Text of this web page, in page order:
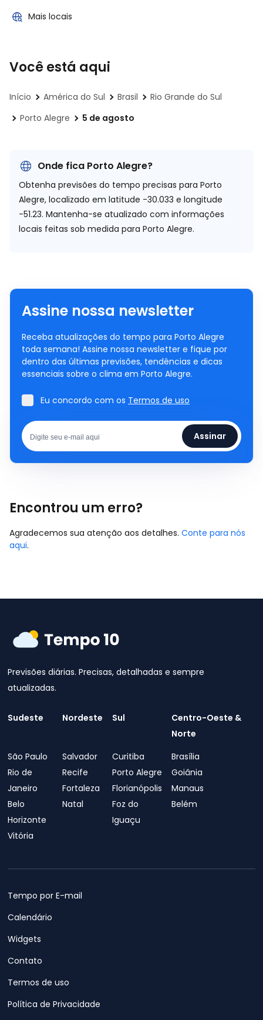
Mais locais
Você está aqui
Início América do Sul Brasil
Rio Grande do Sul
Porto Alegre
5 de agosto
Onde fica Porto Alegre?
Obtenha previsões do tempo precisas para Porto
Alegre, localizado em latitude -30.033 e longitude
-51.23. Mantenha-se atualizado com informações
locais feitas sob medida para Porto Alegre.
Assine nossa newsletter
Receba atualizações do tempo para Porto Alegre
toda semana! Assine nossa newsletter e fique por
dentro das últimas previsões, tendências e dicas
essenciais sobre o clima em Porto Alegre.
Eu concordo com os Termos de uso
Assinar
Encontrou um erro?
Agradecemos sua atenção aos detalhes. Conte para nós
aqui.
Previsões diárias. Precisas, detalhadas e sempre
atualizadas.
Sudeste
São Paulo
Rio de
Janeiro
Belo
Horizonte
Vitória
Nordeste
Salvador
Recife
Fortaleza
Natal
Sul
Curitiba
Porto Alegre
Florianópolis
Foz do
Iguaçu
Centro-Oeste &
Norte
Brasília
Goiânia
Manaus
Belém
Tempo por E-mail
Calendário
Widgets
Contato
Termos de uso
Política de Privacidade